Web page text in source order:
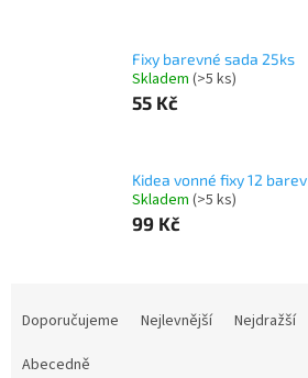
Fixy barevné sada 25ks
Skladem (>5 ks)
55 Kč
Kidea vonné fixy 12 barev
Skladem (>5 ks)
99 Kč
Doporučujeme Nejlevnější Nejdražší
Abecedně